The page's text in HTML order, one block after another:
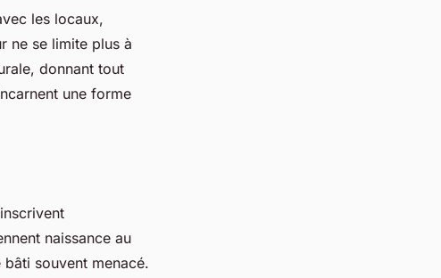
les locaux,
ne se limite plus à
donnant tout
une forme
naissance au
souvent menacé.